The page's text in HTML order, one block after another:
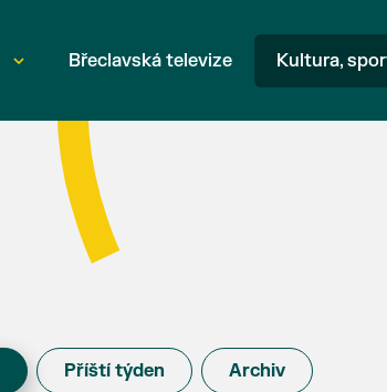
Břeclavská televize Kultura,
Příští týden Archiv